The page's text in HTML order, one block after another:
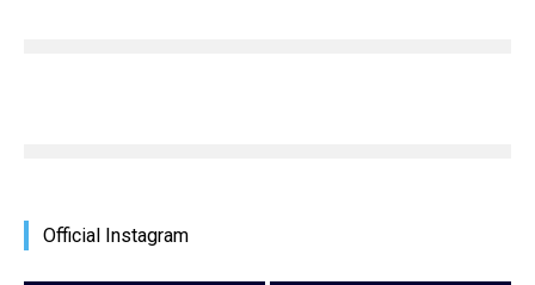
Official Instagram